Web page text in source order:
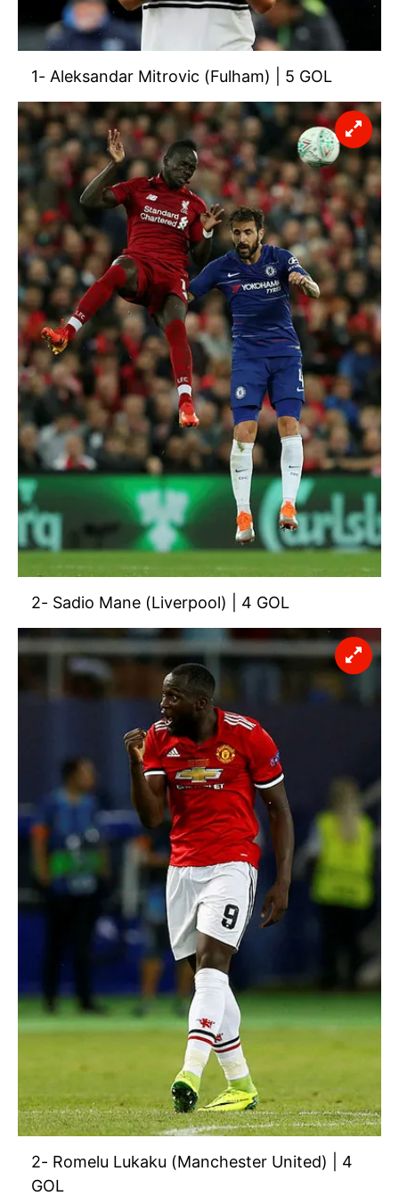
1- Aleksandar Mitrovic (Fulham) | 5 GOL
2- Sadio Mane (Liverpool) | 4 GOL
2- Romelu Lukaku (Manchester United) | 4
GOL